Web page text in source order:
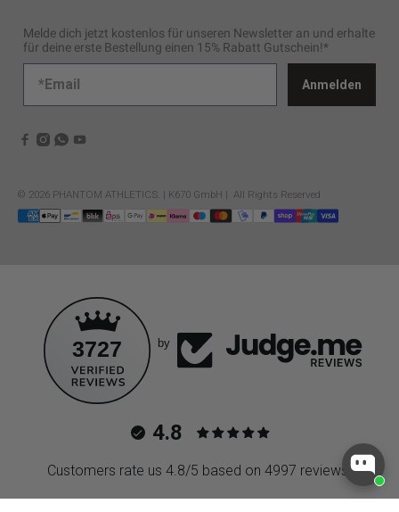
Melde dich jetzt kostenlos für unseren Newsletter an und erhalte
für deine erste Bestellung einen 15% Rabatt Gutschein!*
Anmelden
© 2026 PHANTOM ATHLETICS. | K670 GmbH | All Rights Reserved
3727 by
4.8
Customers rate us 4.8/5 based on 4997 reviews.